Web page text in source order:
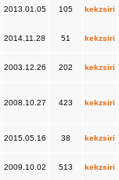
2013.01.05 105 kekzsiri
2014.11.28 51 kekzsiri
2003.12.26 202 kekzsiri
2008.10.27 423 kekzsiri
2015.05.16 38 kekzsiri
2009.10.02 513 kekzsiri